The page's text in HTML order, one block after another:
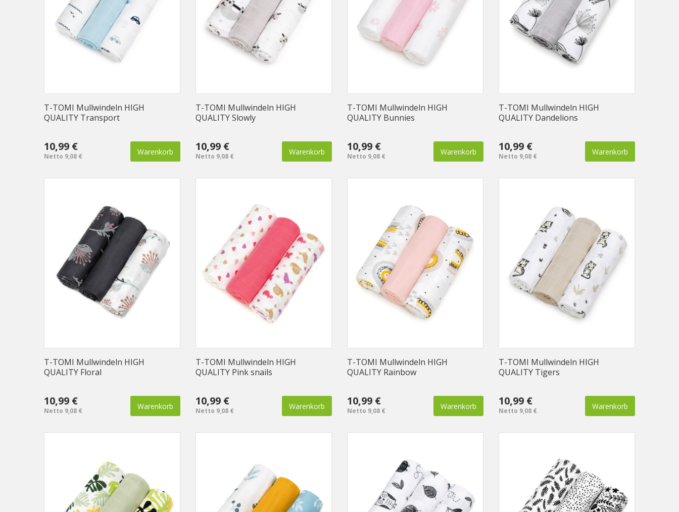
T-TOMI Mullwindeln HIGH
QUALITY Transport
10,99 €
Netto 9,08 € Warenkorb
T-TOMI Mullwindeln HIGH
QUALITY Slowly
10,99 €
Netto 9,08 € Warenkorb
T-TOMI Mullwindeln HIGH
QUALITY Bunnies
10,99 €
Netto 9,08 € Warenkorb
T-TOMI Mullwindeln HIGH
QUALITY Dandelions
10,99 €
Netto 9,08 € Warenkorb
T-TOMI Mullwindeln HIGH
QUALITY Floral
10,99 €
Netto 9,08 € Warenkorb
T-TOMI Mullwindeln HIGH
QUALITY Pink snails
10,99 €
Netto 9,08 € Warenkorb
T-TOMI Mullwindeln HIGH
QUALITY Rainbow
10,99 €
Netto 9,08 € Warenkorb
T-TOMI Mullwindeln HIGH
QUALITY Tigers
10,99 €
Netto 9,08 € Warenkorb